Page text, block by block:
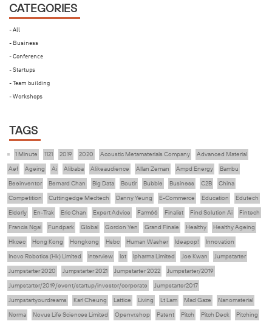
CATEGORIES
- All
- Business
- Conference
- Startups
- Team building
- Workshops
TAGS
1 Minute 1121 2019 2020 Acoustic Metamaterials Company
Advanced Material
Aef
Ageing Ai Alibaba Alikeaudience Allan Zeman Ampd Energy
Bambu
Beeinventor
Bernard Chan Big Data Boutir Bubble Business C2B
China
Competition
Cuttingedge Medtech Danny Yeung E-Commerce Education
Edutech
Elderly
En-Trak Eric Chan Expert Advice Farm66 Finalist Find Solution Ai
Fintech
Francis Ngai
Fundpark Global Gordon Yen Grand Finale Healthy
Healthy Ageing
Hkcec
Hong Kong Hongkong Hsbc Human Washer Ideapop!
Innovation
Inovo Robotics (Hk) Limited
Interview Iot Ipharma Limited Joe Kwan
Jumpstarter
Jumpstarter 2020
Jumpstarter 2021 Jumpstarter 2022
Jumpstarter/2019
Jumpstarter/2019/event/startup/investor/corporate
Jumpstarter2017
Jumpstartyourdreams
Karl Cheung Lattice Living Lt Lam Mad Gaze
Nanomaterial
Norma
Novus Life Sciences Limited Openvr.shop Patent Pitch Pitch Deck
Pitching